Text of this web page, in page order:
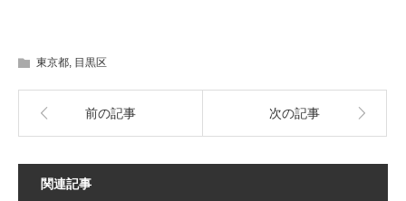
東京都 目黒区
前の記事 次の記事
関連記事